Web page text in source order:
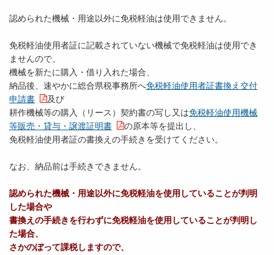
認められた機械・用途以外に免税軽油は使用できません。
免税軽油使用者証に記載されていない機械で免税軽油は使用でき
ませんので、
機械を新たに購入・借り入れた場合、
納品後、速やかに総合県税事務所へ免税軽油使用者証書換え交付
申請書
及び
耕作機械等の購入（リース）契約書の写し又は免税軽油使用機械
等販売・貸与・譲渡証明書
の原本等を提出し、
免税軽油使用者証の書換えの手続きを受けてください。
なお、納品前は手続きできません。
認められた機械・用途以外に免税軽油を使用していることが判明
した場合や
書換えの手続きを行わずに免税軽油を使用していることが判明し
た場合、
さかのぼって課税しますので、